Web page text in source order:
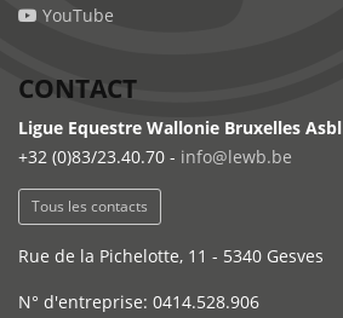
YouTube
CONTACT
Ligue Equestre Wallonie Bruxelles Asbl
+32 (0)83/23.40.70 - info@lewb.be
Tous les contacts
Rue de la Pichelotte, 11 - 5340 Gesves
N° d'entreprise: 0414.528.906